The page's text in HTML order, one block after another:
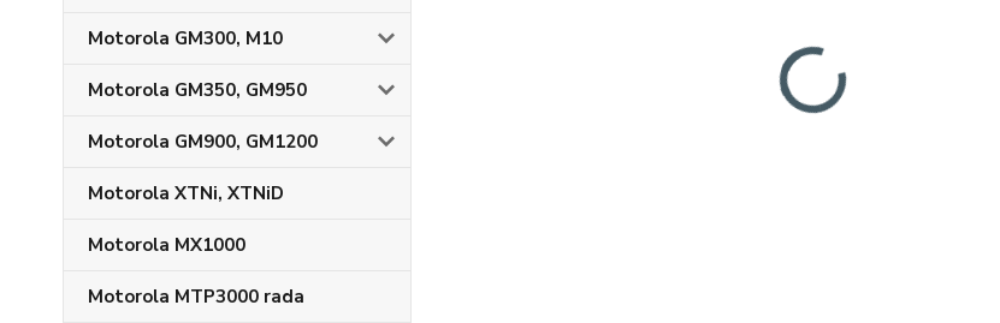
Motorola GM300, M10
Motorola GM350, GM950
Motorola GM900, GM1200
Motorola XTNi, XTNiD
Motorola MX1000
Motorola MTP3000 rada